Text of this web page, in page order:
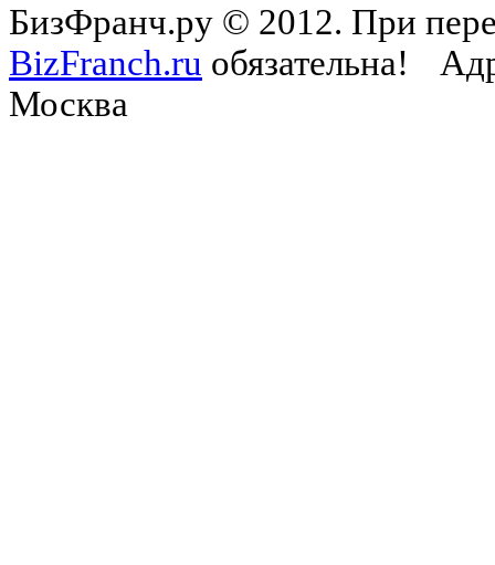
БизФранч.ру © 2012. При
BizFranch.ru обязательна!
Москва